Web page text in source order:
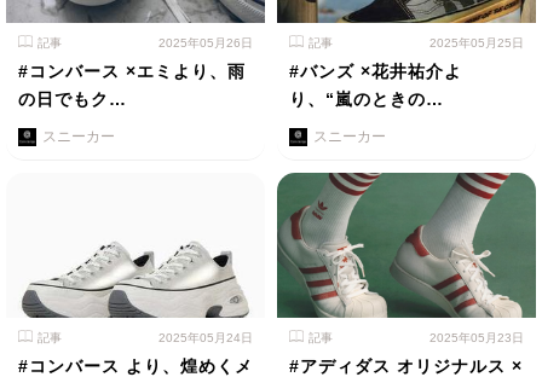
記事 2025年05月26日
#コンバース ×エミより、雨
の日でもク…
スニーカー
記事 2025年05月25日
#バンズ ×花井祐介よ
り、“嵐のときの…
スニーカー
記事 2025年05月24日
#コンバース より、煌めくメ
記事 2025年05月23日
#アディダス オリジナルス ×